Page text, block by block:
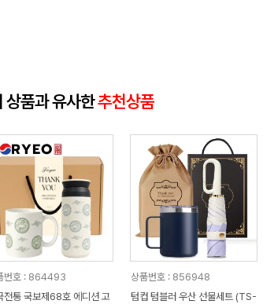
상품과 유사한추천상품
번호 : 864493
전통 국보제68호 에디션 고
상품번호 : 856948
텀컵 텀블러 우산 선물세트 (TS-